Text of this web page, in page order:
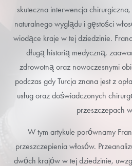
skuteczna interwencja
naturalnego wyglądu i gęstości
wiodące kraje w tej dziedzinie.
długą historią medyczną,
zdrowotną oraz nowoczesnymi
podczas gdy Turcja znana jest z
usług oraz doświadczonych
przeszczepach
W tym artykule porównamy
przeszczepienia włosów.
dwóch krajów w tej dziedzinie,